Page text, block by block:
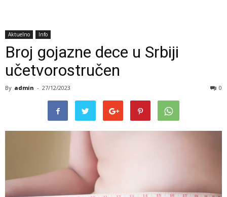
Aktuelno Info
Broj gojazne dece u Srbiji
učetvorostručen
By admin - 27/12/2023 0